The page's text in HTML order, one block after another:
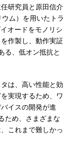
研究員と原田信介
ム）を用いたトラ
オードをモノリシ
作製し、動作実証
る、低オン抵抗と
は、高い性能と効
実現するため、ワ
イスの開発が進
ため、さまざまな
これまで難しかっ